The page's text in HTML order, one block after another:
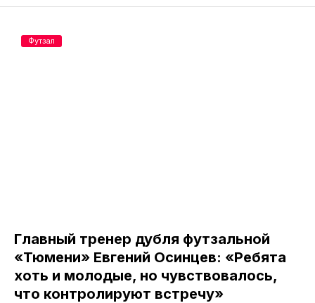
Главный тренер дубля футзальной
«Тюмени» Евгений Осинцев: «Ребята
хоть и молодые, но чувствовалось,
что контролируют встречу»
Футзал